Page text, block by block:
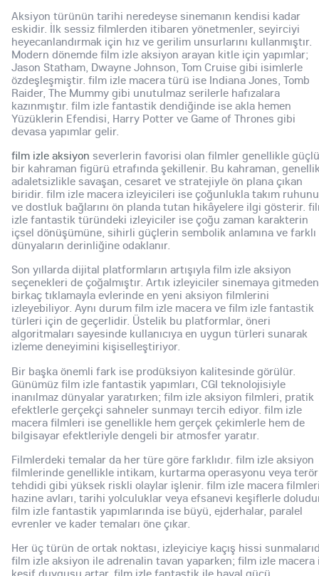
Aksiyon türünün tarihi neredeyse sinemanın kendisi kadar
eskidir. İlk sessiz filmlerden itibaren yönetmenler, seyirciyi
heyecanlandırmak için hız ve gerilim unsurlarını kullanmıştır.
Modern dönemde film izle aksiyon arayan kitle için yapımlar;
Jason Statham, Dwayne Johnson, Tom Cruise gibi isimlerle
özdeşleşmiştir. film izle macera türü ise Indiana Jones, Tomb
Raider, The Mummy gibi unutulmaz serilerle hafızalara
kazınmıştır. film izle fantastik dendiğinde ise akla hemen
Yüzüklerin Efendisi, Harry Potter ve Game of Thrones gibi
devasa yapımlar gelir.
film izle aksiyon severlerin favorisi olan filmler genellikle güçlü
bir kahraman figürü etrafında şekillenir. Bu kahraman,
adaletsizlikle savaşan, cesaret ve stratejiyle ön plana çıkan
biridir. film izle macera izleyicileri ise çoğunlukla takım ruhunu
ve dostluk bağlarını ön planda tutan hikâyelere ilgi gösterir.
izle fantastik türündeki izleyiciler ise çoğu zaman karakterin
içsel dönüşümüne, sihirli güçlerin sembolik anlamına ve farklı
dünyaların derinliğine odaklanır.
Son yıllarda dijital platformların artışıyla film izle aksiyon
seçenekleri de çoğalmıştır. Artık izleyiciler sinemaya
birkaç tıklamayla evlerinde en yeni aksiyon filmlerini
izleyebiliyor. Aynı durum film izle macera ve film izle fantastik
türleri için de geçerlidir. Üstelik bu platformlar, öneri
algoritmaları sayesinde kullanıcıya en uygun türleri sunarak
izleme deneyimini kişiselleştiriyor.
Bir başka önemli fark ise prodüksiyon kalitesinde görülür.
Günümüz film izle fantastik yapımları, CGI teknolojisiyle
inanılmaz dünyalar yaratırken; film izle aksiyon filmleri, pratik
efektlerle gerçekçi sahneler sunmayı tercih ediyor. film izle
macera filmleri ise genellikle hem gerçek çekimlerle hem de
bilgisayar efektleriyle dengeli bir atmosfer yaratır.
Filmlerdeki temalar da her türe göre farklıdır. film izle aksiyon
filmlerinde genellikle intikam, kurtarma operasyonu veya terör
tehdidi gibi yüksek riskli olaylar işlenir. film izle macera
hazine avları, tarihi yolculuklar veya efsanevi keşiflerle
film izle fantastik yapımlarında ise büyü, ejderhalar, paralel
evrenler ve kader temaları öne çıkar.
Her üç türün de ortak noktası, izleyiciye kaçış hissi
film izle aksiyon ile adrenalin tavan yaparken; film izle macera
keşif duygusu artar, film izle fantastik ile hayal gücü